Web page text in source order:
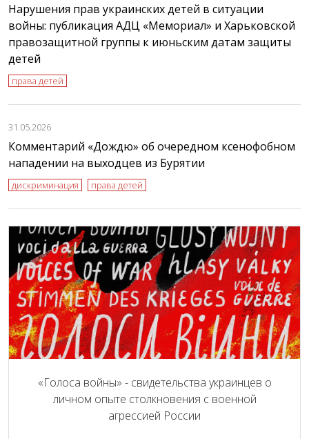
Нарушения прав украинских детей в ситуации
войны: публикация АДЦ «Мемориал» и Харьковской
правозащитной группы к июньским датам защиты
детей
права детей
31.05.2026
Комментарий «Дождю» об очередном ксенофобном
нападении на выходцев из Бурятии
дискриминация права детей
«Голоса войны» - свидетельства украинцев о
личном опыте столкновения с военной
агрессией России